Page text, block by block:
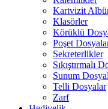
Kartvizit
Klasörler
Körüklü
Poşet
Sekreterlikler
Sıkıştırmalı
Sunum
Telli Dosyalar
Zarf